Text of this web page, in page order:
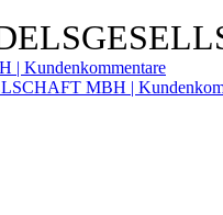
Kundenkommentare
MBH |